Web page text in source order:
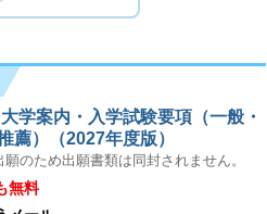
学案内・入学試験要項（一般・
薦）（2027年度版）
のため出願書類は同封されません。
無料